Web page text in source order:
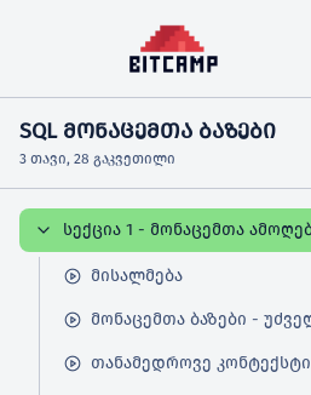
SQL ᲛᲝᲜᲐᲪᲔᲛᲗᲐ ᲑᲐᲖᲔᲑᲘ
3 თავი, 28 გაკვეთილი
სექცია 1 - მონაცემთა
მისალმება
მონაცემთა ბაზები -
თანამედროვე კონტექსტი